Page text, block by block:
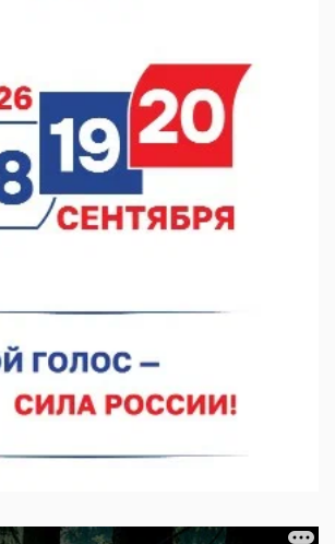
гештальт
хирурги выполнили трансоральную
железе